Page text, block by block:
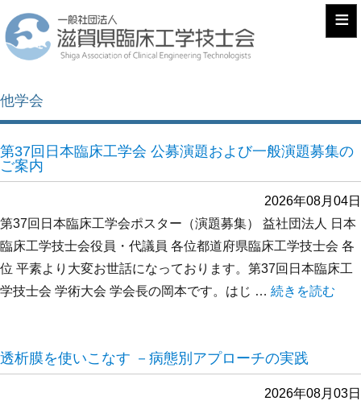
≡
他学会
第37回日本臨床工学会 公募演題および一般演題募集の
ご案内
2026年08月04日
第37回日本臨床工学会ポスター（演題募集） 益社団法人 日本
臨床工学技士会役員・代議員 各位都道府県臨床工学技士会 各
位 平素より大変お世話になっております。第37回日本臨床工
学技士会 学術大会 学会長の岡本です。はじ … “第37回日本臨
続きを読む
透析膜を使いこなす －病態別アプローチの実践
2026年08月03日